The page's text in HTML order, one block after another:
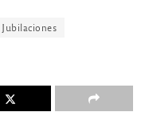
Jubilaciones